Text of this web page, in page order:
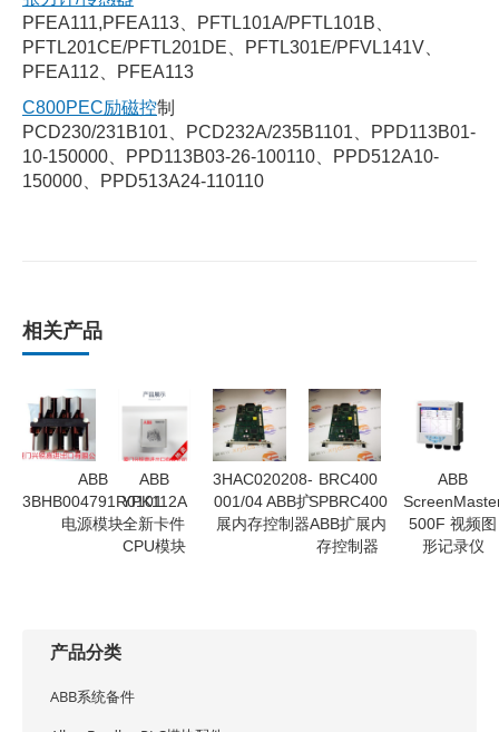
PFEA111,PFEA113、PFTL101A/PFTL101B、
PFTL201CE/PFTL201DE、PFTL301E/PFVL141V、
PFEA112、PFEA113
C800PEC励磁控制
PCD230/231B101、PCD232A/235B1101、PPD113B01-
10-150000、PPD113B03-26-100110、PPD512A10-
150000、PPD513A24-110110
相关产品
ABB
3BHB004791R0101
电源模块
ABB
YPK112A
全新卡件
CPU模块
3HAC020208-
001/04 ABB扩
展内存控制器
BRC400
SPBRC400
ABB扩展内
存控制器
ABB
500F 视频图
形记录仪
产品分类
ABB系统备件